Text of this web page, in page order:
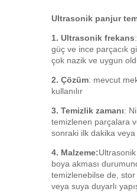
Ultrasonik panjur
1. Ultrasonik frekans
güç ve ince parçacık
çok nazik ve uygun
2. Çözüm: mevcut
kullanılır
3. Temizlik zamanı:
temizlenen parçalara
sonraki ilk dakika veya
4. Malzeme:
boya akması
temizlenebilse de, stor
veya suya duyarlı